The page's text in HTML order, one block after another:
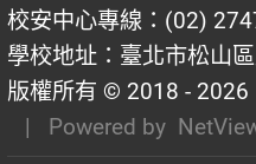
校安中心專線：(02)
學校地址：臺北市松山
版權所有 © 2018 - 2026
| Powered by